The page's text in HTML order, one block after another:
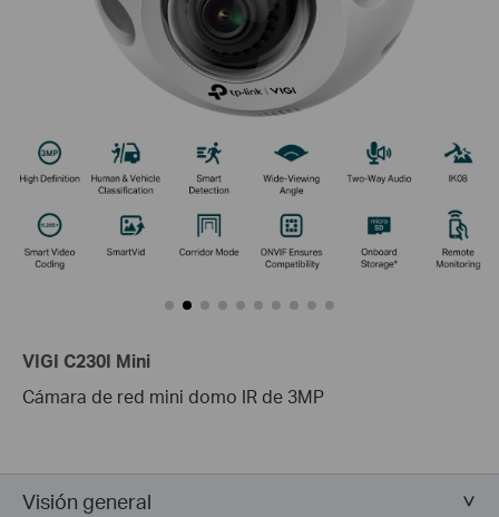
VIGI C230I Mini
Cámara de red mini domo IR de 3MP
Visión general